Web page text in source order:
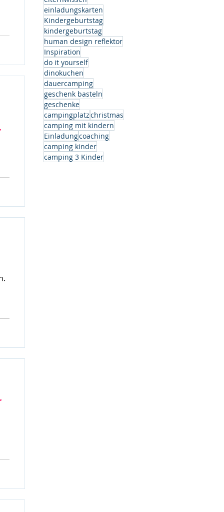
einladungskarten
Kindergeburtstag
kindergeburtstag
human design reflektor
Inspiration
do it yourself
dinokuchen
dauercamping
geschenk basteln
geschenke
campingplatzchristmas
camping mit kindern
Einladungcoaching
camping kinder
camping 3 Kinder